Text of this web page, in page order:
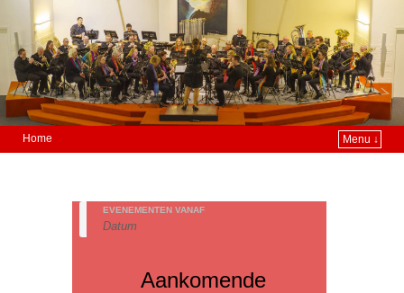
Home Menu ↓
EVENEMENTEN VANAF
Aankomende